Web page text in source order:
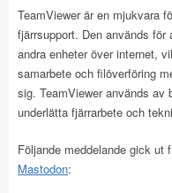
TeamViewer är en mjukvara
fjärrsupport. Den används
andra enheter över internet,
samarbete och filöverföring
sig. TeamViewer används av
underlätta fjärrarbete och
Följande meddelande gick ut
Mastodon: